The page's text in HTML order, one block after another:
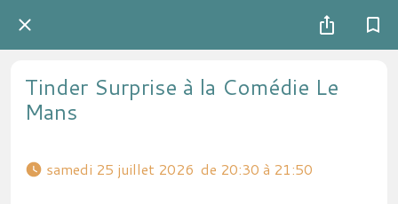
Tinder Surprise à la Comédie Le
Mans
samedi 25 juillet 2026  de 20:30 à 21:50